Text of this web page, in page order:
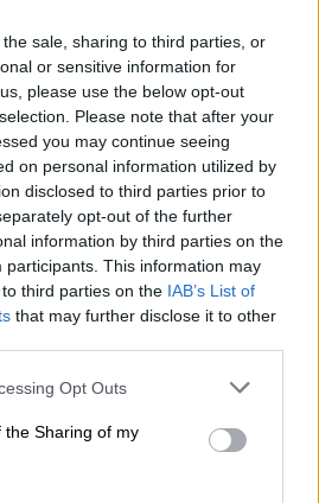
sale, sharing to third parties, or
or sensitive information for
please use the below opt-out
Please note that after your
you may continue seeing
on personal information utilized by
disclosed to third parties prior to
opt-out of the further
information by third parties on the
participants. This information may
third parties on the IAB’s List of
that may further disclose it to other
Opt Outs
the Sharing of my
Brewing
€ 10,79
L Bottiglia - € 32,70 / LTR
Esaurito
Braufrisch